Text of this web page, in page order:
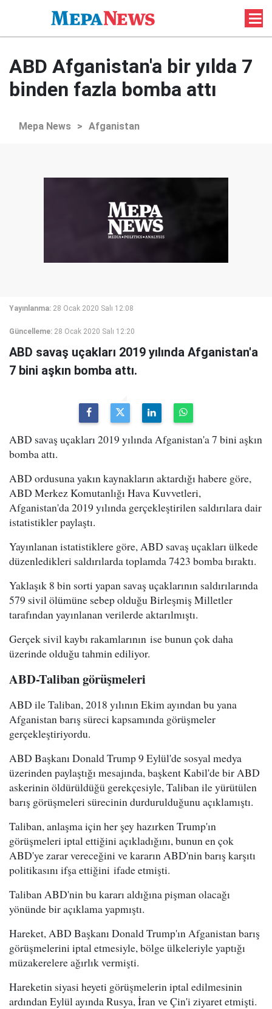
ABD Afganistan'a bir yılda 7
binden fazla bomba attı
Mepa News > Afganistan
Yayınlanma: 28 Ocak 2020 Salı 12:08
Güncelleme: 28 Ocak 2020 Salı 12:20
ABD savaş uçakları 2019 yılında Afganistan'a
7 bini aşkın bomba attı.
ABD savaş uçakları 2019 yılında Afganistan'a 7 bini aşkın
bomba attı.
ABD ordusuna yakın kaynakların aktardığı habere göre,
ABD Merkez Komutanlığı Hava Kuvvetleri,
Afganistan'da 2019 yılında gerçekleştirilen saldırılara dair
istatistikler paylaştı.
Yayınlanan istatistiklere göre, ABD savaş uçakları ülkede
düzenledikleri saldırılarda toplamda 7423 bomba bıraktı.
Yaklaşık 8 bin sorti yapan savaş uçaklarının saldırılarında
579 sivil ölümüne sebep olduğu Birleşmiş Milletler
tarafından yayınlanan verilerde aktarılmıştı.
Gerçek sivil kaybı rakamlarının ise bunun çok daha
üzerinde olduğu tahmin ediliyor.
ABD-Taliban görüşmeleri
ABD ile Taliban, 2018 yılının Ekim ayından bu yana
Afganistan barış süreci kapsamında görüşmeler
gerçekleştiriyordu.
ABD Başkanı Donald Trump 9 Eylül'de sosyal medya
üzerinden paylaştığı mesajında, başkent Kabil'de bir ABD
askerinin öldürüldüğü gerekçesiyle, Taliban ile yürütülen
barış görüşmeleri sürecinin durdurulduğunu açıklamıştı.
Taliban, anlaşma için her şey hazırken Trump'ın
görüşmeleri iptal ettiğini açıkladığını, bunun en çok
ABD'ye zarar vereceğini ve kararın ABD'nin barış karşıtı
politikasını ifşa ettiğini ifade etmişti.
Taliban ABD'nin bu kararı aldığına pişman olacağı
yönünde bir açıklama yapmıştı.
Hareket, ABD Başkanı Donald Trump'ın Afganistan barış
görüşmelerini iptal etmesiyle, bölge ülkeleriyle yaptığı
müzakerelere ağırlık vermişti.
Hareketin siyasi heyeti görüşmelerin iptal edilmesinin
ardından Eylül ayında Rusya, İran ve Çin'i ziyaret etmişti.